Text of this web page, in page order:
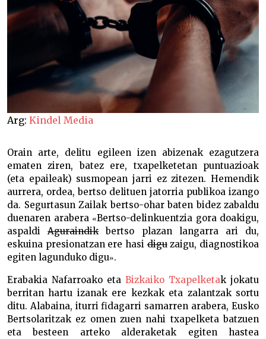
Arg: Kindel Media
Orain arte, delitu egileen izen abizenak ezagutzera
ematen ziren, batez ere, txapelketetan puntuazioak
(eta epaileak) susmopean jarri ez zitezen. Hemendik
aurrera, ordea, bertso delituen jatorria publikoa izango
da. Segurtasun Zailak bertso-ohar baten bidez zabaldu
duenaren arabera «Bertso-delinkuentzia gora doakigu,
aspaldiAguraindikbertso plazan langarra ari du,
eskuina presionatzan ere hasidiguzaigu, diagnostikoa
egiten lagunduko digu».
Erabakia Nafarroako eta Bizkaiko Txapelketak jokatu
berritan hartu izanak ere kezkak eta zalantzak sortu
ditu. Alabaina, iturri fidagarri samarren arabera, Eusko
Bertsolaritzak ez omen zuen nahi txapelketa batzuen
eta besteen arteko alderaketak egiten hastea